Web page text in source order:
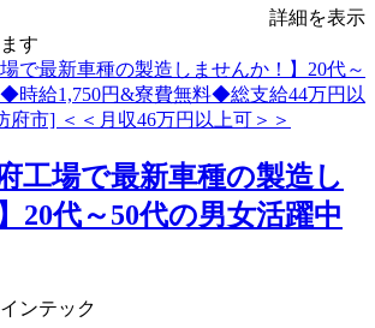
詳細を表示
す
工場で最新車種の製造し
20代～50代の男女活躍中
ンテック